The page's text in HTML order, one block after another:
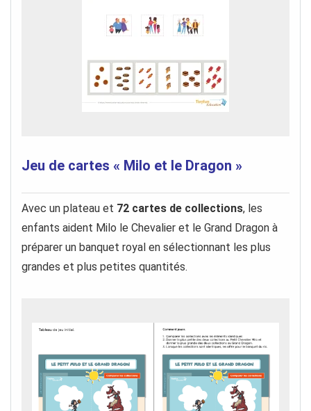
Jeu de cartes « Milo et le Dragon »
Avec un plateau et 72 cartes de collections, les
enfants aident Milo le Chevalier et le Grand Dragon à
préparer un banquet royal en sélectionnant les plus
grandes et plus petites quantités.